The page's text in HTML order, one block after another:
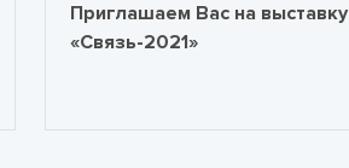
Приглашаем Вас на выставку
«Связь-2021»